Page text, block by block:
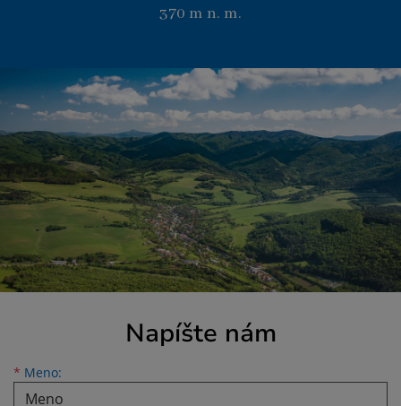
370 m n. m.
Napíšte nám
* Meno:
Meno
Priezvisko
E-mailová adresa